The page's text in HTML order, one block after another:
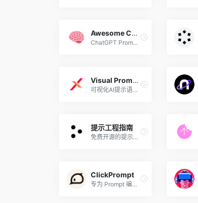
Awesome ChatGPT Prompts
ChatGPT Prompts集合
Visual Prompt Builder
可视化AI提示语选择和搭建
提示工程指南
免费开源的提示工程指南，GitHub标星超3万
ClickPrompt
专为 Prompt 编写者设计的工具